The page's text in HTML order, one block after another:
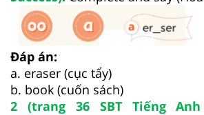
Đáp án:
a. eraser (cục tẩy)
b. book (cuốn sách)
2 (trang 36 SBT Tiếng